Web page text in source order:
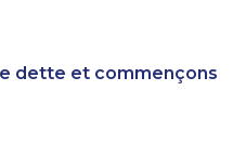
1-780-409-3035
dette et commençons